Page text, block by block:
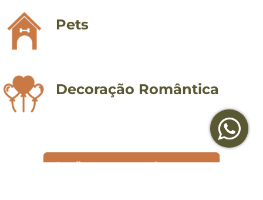
Pets
Decoração Romântica
Confira nossos serviços extras